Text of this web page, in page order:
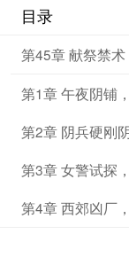
太极卦理镇邪大
尘封数十年的
异象皆是外星斥
人心、遮蔽危
外星际文明携亿
为道，欲颠覆华
际，上古仙神尽
联袂现世，古今
守九州国运，
天星海！古法
目录
第45章 献祭禁
第1章 午夜阴铺
第2章 阴兵硬刚
第3章 女警试探
第4章 西郊凶厂